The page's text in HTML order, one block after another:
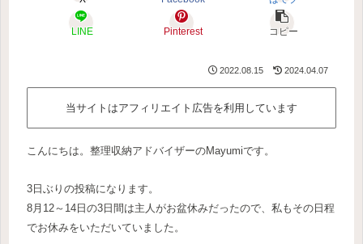
LINE Pinterest コピー
2022.08.15 2024.04.07
当サイトはアフィリエイト広告を利用しています
こんにちは。整理収納アドバイザーのMayumiです。
3日ぶりの投稿になります。
8月12～14日の3日間は主人がお盆休みだったので、私もその日程
でお休みをいただいていました。